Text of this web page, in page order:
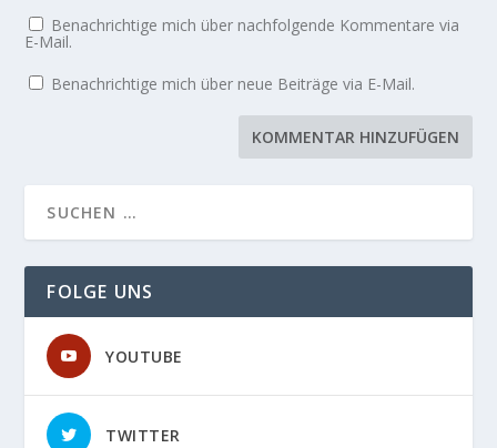
Benachrichtige mich über nachfolgende Kommentare via
E-Mail.
Benachrichtige mich über neue Beiträge via E-Mail.
FOLGE UNS
YOUTUBE
TWITTER